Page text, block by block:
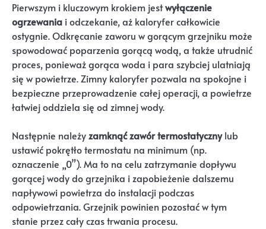
Pierwszym i kluczowym krokiem jestwyłączenie
ogrzewania i odczekanie, aż kaloryfer całkowicie
ostygnie. Odkręcanie zaworu w gorącym grzejniku może
spowodować poparzenia gorącą wodą, a także utrudnić
proces, ponieważ gorąca woda i para szybciej ulatniają
się w powietrze. Zimny kaloryfer pozwala na spokojne i
bezpieczne przeprowadzenie całej operacji, a powietrze
łatwiej oddziela się od zimnej wody.
Następnie należyzamknąć zawór termostatycznylub
ustawić pokrętło termostatu na minimum (np.
oznaczenie „0”). Ma to na celu zatrzymanie dopływu
gorącej wody do grzejnika i zapobieżenie dalszemu
napływowi powietrza do instalacji podczas
odpowietrzania. Grzejnik powinien pozostać w tym
stanie przez cały czas trwania procesu.